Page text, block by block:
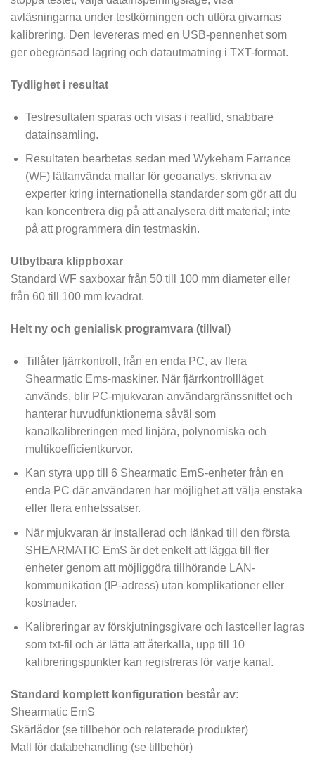
avläsningarna under testkörningen och utföra givarnas
kalibrering. Den levereras med en USB-pennenhet som
ger obegränsad lagring och datautmatning i TXT-format.
Tydlighet i resultat
Testresultaten sparas och visas i realtid, snabbare
datainsamling.
Resultaten bearbetas sedan med Wykeham Farrance
(WF) lättanvända mallar för geoanalys, skrivna av
experter kring internationella standarder som gör att du
kan koncentrera dig på att analysera ditt material; inte
på att programmera din testmaskin.
Utbytbara klippboxar
Standard WF saxboxar från 50 till 100 mm diameter eller
från 60 till 100 mm kvadrat.
Helt ny och genialisk programvara (tillval)
Tillåter fjärrkontroll, från en enda PC, av flera
Shearmatic Ems-maskiner. När fjärrkontrollläget
används, blir PC-mjukvaran användargränssnittet och
hanterar huvudfunktionerna såväl som
kanalkalibreringen med linjära, polynomiska och
multikoefficientkurvor.
Kan styra upp till 6 Shearmatic EmS-enheter från en
enda PC där användaren har möjlighet att välja enstaka
eller flera enhetssatser.
När mjukvaran är installerad och länkad till den första
SHEARMATIC EmS är det enkelt att lägga till fler
enheter genom att möjliggöra tillhörande LAN-
kommunikation (IP-adress) utan komplikationer eller
kostnader.
Kalibreringar av förskjutningsgivare och lastceller lagras
som txt-fil och är lätta att återkalla, upp till 10
kalibreringspunkter kan registreras för varje kanal.
Standard komplett konfiguration består av:
Shearmatic EmS
Skärlådor (se tillbehör och relaterade produkter)
Mall för databehandling (se tillbehör)